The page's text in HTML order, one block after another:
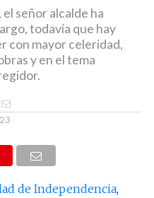
señor alcalde ha
todavía que hay
con mayor celeridad,
y en el tema
de Independencia,